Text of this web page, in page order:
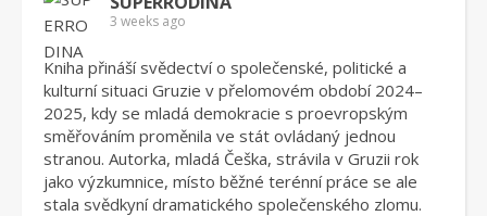
3 weeks ago
Kniha přináší svědectví o společenské, politické a
kulturní situaci Gruzie v přelomovém období 2024–
2025, kdy se mladá demokracie s proevropským
směřováním proměnila ve stát ovládaný jednou
stranou. Autorka, mladá Češka, strávila v Gruzii rok
jako výzkumnice, místo běžné terénní práce se ale
stala svědkyní dramatického společenského zlomu.